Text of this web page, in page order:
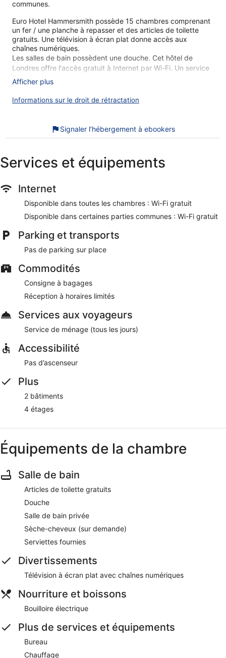
communes.
Euro Hotel Hammersmith possède 15 chambres comprenant
un fer / une planche à repasser et des articles de toilette
gratuits. Une télévision à écran plat donne accès aux
chaînes numériques.
Les salles de bain possèdent une douche. Cet hôtel de
Londres offre l'accès gratuit à Internet par Wi-Fi. Un service
de ménage est proposé tous les jours et des sèche-cheveux
est disponible sur demande.
Nos clients nous ont dit qu'ils avaient été enchantés par le
de Centre commercial Westfield London. Parmi les
Wi-Fi gratuit
consigne à bagages
À 8 minutes à pied de Centre commercial Westfield
London et à 3 minutes de route de Olympia Events
Le Wi-Fi est disponible gratuitement dans les espaces
communs.
Afficher plus
Informations sur le droit de rétractation
Signaler l’hébergement à ebookers
Services et équipements
Internet
Disponible dans toutes les chambres : Wi-Fi gratuit
Disponible dans certaines parties communes : Wi-Fi gratuit
Parking et transports
Pas de parking sur place
Commodités
Consigne à bagages
Réception à horaires limités
Services aux voyageurs
Service de ménage (tous les jours)
Accessibilité
Pas d’ascenseur
Plus
2 bâtiments
4 étages
Équipements de la chambre
Salle de bain
Articles de toilette gratuits
Douche
Salle de bain privée
Sèche-cheveux (sur demande)
Serviettes fournies
Divertissements
Télévision à écran plat avec chaînes numériques
Nourriture et boissons
Bouilloire électrique
Plus de services et équipements
Bureau
Chauffage